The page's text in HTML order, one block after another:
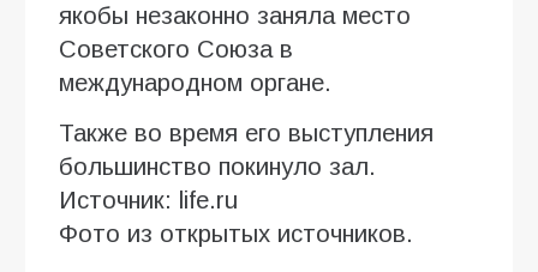
якобы незаконно заняла место
Советского Союза в
международном органе.
Также во время его выступления
большинство покинуло зал.
Источник: life.ru
Фото из открытых источников.